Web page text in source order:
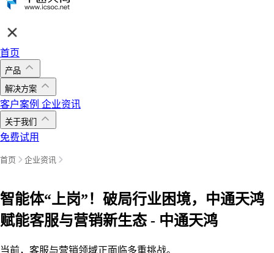
首页
产品
解决方案
客户案例 企业资讯
关于我们
免费试用
首页 企业资讯
智能体“上岗”！破局行业困境，中通天鸿
赋能客服与营销新生态 - 中通天鸿
当前，客服与营销领域正面临多重挑战。